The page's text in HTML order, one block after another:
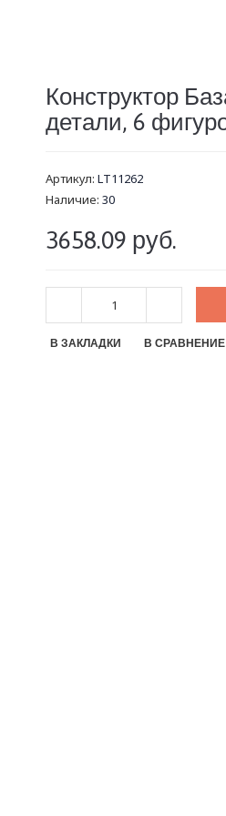
Конструктор
детали, 6
Артикул: LT11262
Наличие: 30
3658.09 руб.
В ЗАКЛАДКИ В СРАВНЕНИЕ